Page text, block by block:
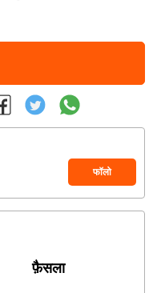
फॉलो
फ़ैसला